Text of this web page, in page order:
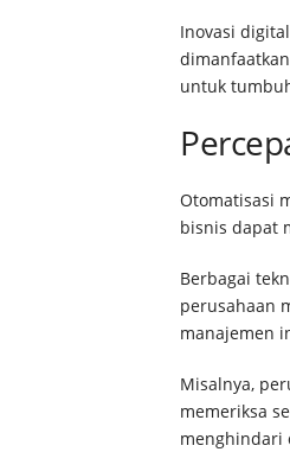
Inovasi
untuk
Otomatisasi
bisnis dapat
Berbagai
perusahaan
manajemen
Misalnya,
memeriksa
menghindari